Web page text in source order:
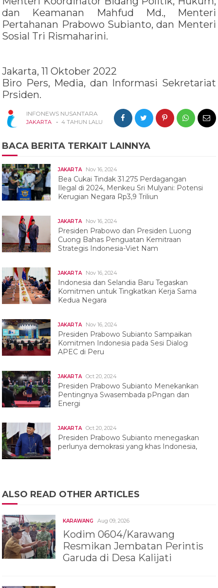
dan Keamanan Mahfud Md., Menteri
Pertahanan Prabowo Subianto, dan Menteri
Sosial Tri Rismaharini.
Jakarta, 11 Oktober 2022
Biro Pers, Media, dan Informasi Sekretariat
Prsiden.
INFONEWS NUSANTARA
JAKARTA - 4 TAHUN LALU
BACA BERITA TERKAIT LAINNYA
JAKARTA Nov 16, 2024
Bea Cukai Tindak 31.275 Perdagangan
Ilegal di 2024, Menkeu Sri Mulyani: Potensi
Kerugian Negara Rp3,9 Triliun
JAKARTA Nov 16, 2024
Presiden Prabowo dan Presiden Luong
Cuong Bahas Penguatan Kemitraan
Strategis Indonesia-Viet Nam
JAKARTA Nov 16, 2024
Indonesia dan Selandia Baru Tegaskan
Komitmen untuk Tingkatkan Kerja Sama
Kedua Negara
JAKARTA Nov 16, 2024
Presiden Prabowo Subianto Sampaikan
Komitmen Indonesia pada Sesi Dialog
APEC di Peru
JAKARTA Oct 20, 2024
Presiden Prabowo Subianto Menekankan
Pentingnya Swasembada pPngan dan
Energi
JAKARTA Oct 20, 2024
Presiden Prabowo Subianto menegaskan
perlunya demokrasi yang khas Indonesia,
ALSO READ OTHER ARTICLES
KARAWANG Aug 09, 2026
Kodim 0604/Karawang
Resmikan Jembatan Perintis
Garuda di Desa Kalijati